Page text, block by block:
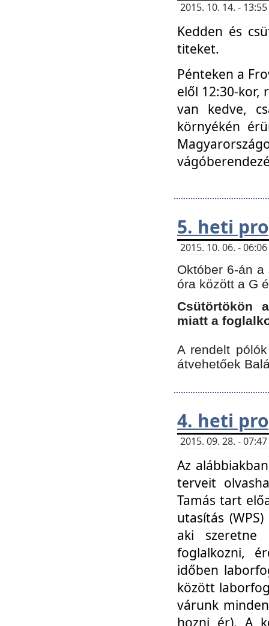
2015. 10. 14. -
Kedden és
titeket.
Pénteken a
elől 12:30-kor,
van kedve,
környékén
5. heti
2015. 10. 06. -
Október 6-án
óra között a G
Csütörtökön
miatt a
A rendelt
átvehetőek
4. heti
2015. 09. 28. -
Az
terveit
Tamás tart
utasítás
aki szeretne
foglalkozni,
időben
között
várunk
hozni ér). A